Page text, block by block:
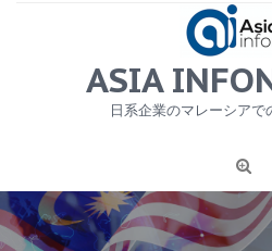
MENU
ニュース
労務サービス
ASIA
日系企業のマレーシアで